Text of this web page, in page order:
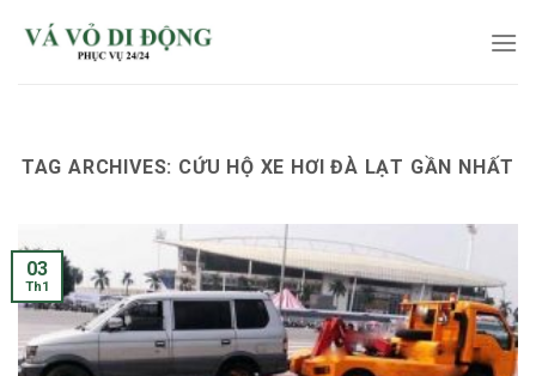
TAG ARCHIVES: CỨU HỘ XE HƠI ĐÀ LẠT GẦN NHẤT
03
Th1